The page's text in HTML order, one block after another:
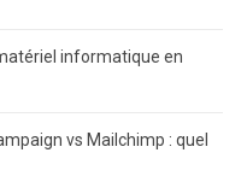
informatique en
vs Mailchimp : quel